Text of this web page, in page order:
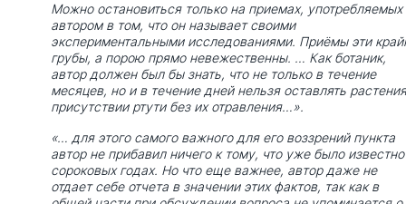
Можно остановиться только на приемах, употребляемых
автором в том, что он называет своими
экспериментальными исследованиями. Приёмы эти
грубы, а порою прямо невежественны. … Как ботаник,
автор должен был бы знать, что не только в течение
месяцев, но и в течение дней нельзя оставлять
присутствии ртути без их отравления…».
«… для этого самого важного для его воззрений пункта
автор не прибавил ничего к тому, что уже было
сороковых годах. Но что еще важнее, автор даже не
отдает себе отчета в значении этих фактов, так как в